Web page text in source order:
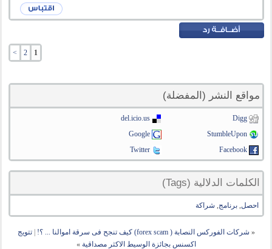
1
2
>
مواقع النشر (المفضلة)
Digg
del.icio.us
StumbleUpon
Google
Facebook
Twitter
الكلمات الدلالية (Tags)
احصل,برنامج, شراكة
« شركات الفوركس النصابة ( forex scam) كيف تنجح فى سرقة اموالنا ... ؟! |تتويج
اكسنس بجائزة الوسيط الاكثر مصداقية »